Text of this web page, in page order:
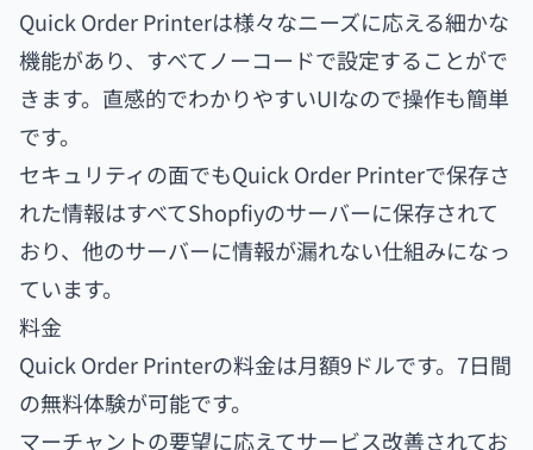
Quick Order Printerは様々なニーズに応える細かな
機能があり、すべてノーコードで設定することがで
きます。直感的でわかりやすいUIなので操作も簡単
です。
セキュリティの面でもQuick Order Printerで保存さ
れた情報はすべてShopfiyのサーバーに保存されて
おり、他のサーバーに情報が漏れない仕組みになっ
ています。
料金
Quick Order Printerの料金は月額9ドルです。7日間
の無料体験が可能です。
マーチャントの要望に応えてサービス改善されてお